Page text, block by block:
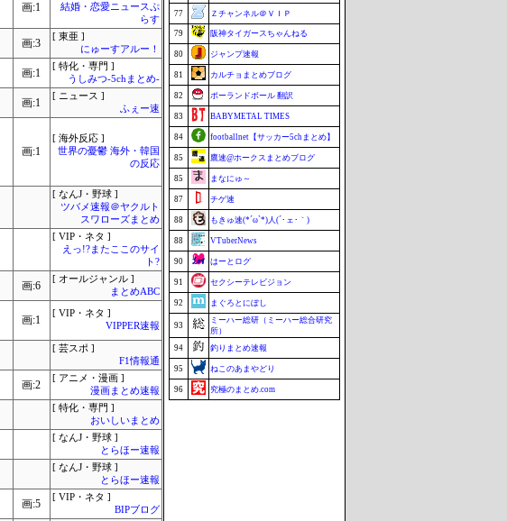
画:1
結婚・恋愛ニュースぷ
らす
画:3
[ 東亜 ]
にゅーすアルー！
画:1
[ 特化・専門 ]
うしみつ-5chまとめ-
画:1
[ ニュース ]
ふぇー速
画:1
[ 海外反応 ]
世界の憂鬱 海外・韓国
の反応
[ なんJ・野球 ]
ツバメ速報＠ヤクルト
スワローズまとめ
[ VIP・ネタ ]
えっ!?またここのサイ
ト?
画:6
[ オールジャンル ]
まとめABC
画:1
[ VIP・ネタ ]
VIPPER速報
[ 芸スポ ]
F1情報通
画:2
[ アニメ・漫画 ]
漫画まとめ速報
[ 特化・専門 ]
おいしいまとめ
[ なんJ・野球 ]
とらほー速報
[ なんJ・野球 ]
とらほー速報
画:5
[ VIP・ネタ ]
BIPブログ
77 Ｚチャンネル＠ＶＩＰ
79 阪神タイガースちゃんねる
80 ジャンプ速報
81 カルチョまとめブログ
82 ポーランドボール 翻訳
83 BABYMETAL TIMES
84 footballnet【サッカー5chまとめ】
85 鷹速@ホークスまとめブログ
85 まなにゅ～
87 チゲ速
88 もきゅ速(*´ω`*)人(´･ェ･｀)
88 VTuberNews
90 はーとログ
91 セクシーテレビジョン
92 まぐろとにぼし
93
ミーハー総研（ミーハー総合研究
所）
94
釣りまとめ速報
95 ねこのあまやどり
96 究極のまとめ.com